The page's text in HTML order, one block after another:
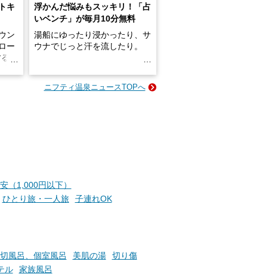
キ
ン
ー
浮かんだ悩みもスッキリ！「占
いベンチ」が毎月10分無料
湯船にゆったり浸かったり、サ
ウナでじっと汗を流したり。
そんな「一人でぼんやり過ごす
お風呂でリラックスしているか
らこそ向き合える、大切な自分
の本音。
たら素敵ですよね。
ニフティ温泉ニュースTOPへ
（1,000円以下）
ひとり旅・一人旅
子連れOK
風呂、個室風呂 美肌の湯
切り傷
ル 家族風呂